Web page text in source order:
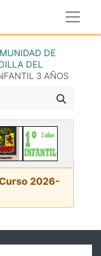
DE
DEL
3 AÑOS
2026-